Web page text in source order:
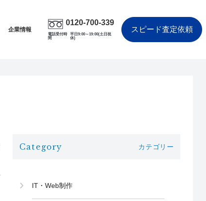
企業情報
0120-700-339
電話受付時
間
平日9:00～19:00(土日祝
休)
スピード査定依頼
Category カテゴリー
IT・Web制作